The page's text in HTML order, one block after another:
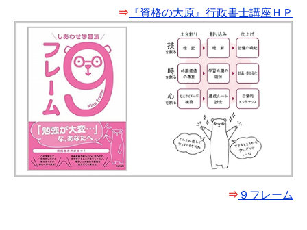
⇒ 『資格の大原』行政書士講座ＨＰ
⇒ ９フレーム